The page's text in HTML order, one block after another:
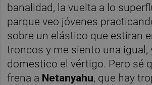
banalidad, la vuelta a lo
parque veo jóvenes
sobre un elástico que estiran
troncos y me siento una igual,
domestico el vértigo. Pero sé
frena a Netanyahu, que hay